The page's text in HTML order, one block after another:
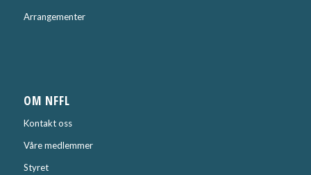
Arrangementer
OM NFFL
Kontakt oss
Våre medlemmer
Styret